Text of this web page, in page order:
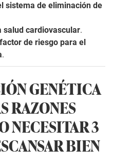
sistema de eliminación de
salud cardiovascular.
de riesgo para el
.
GENÉTICA
RAZONES
NECESITAR 3
BIEN